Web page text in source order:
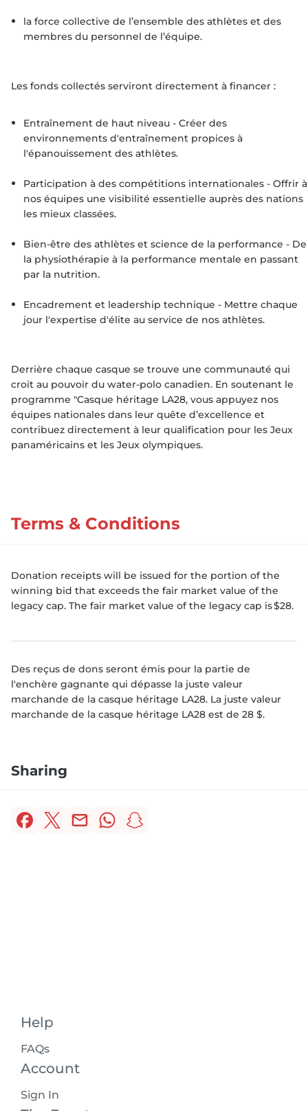
la force collective de l’ensemble des athlètes et des
membres du personnel de l’équipe.
Les fonds collectés serviront directement à financer :
Entraînement de haut niveau - Créer des
environnements d'entraînement propices à
l'épanouissement des athlètes.
Participation à des compétitions internationales - Offrir à
nos équipes une visibilité essentielle auprès des nations
les mieux classées.
Bien-être des athlètes et science de la performance - De
la physiothérapie à la performance mentale en passant
par la nutrition.
Encadrement et leadership technique - Mettre chaque
jour l'expertise d'élite au service de nos athlètes.
Derrière chaque casque se trouve une communauté qui
croit au pouvoir du water-polo canadien. En soutenant le
programme "Casque héritage LA28, vous appuyez nos
équipes nationales dans leur quête d’excellence et
contribuez directement à leur qualification pour les Jeux
panaméricains et les Jeux olympiques.
Terms & Conditions
Donation receipts will be issued for the portion of the
winning bid that exceeds the fair market value of the
legacy cap. The fair market value of the legacy cap is $28.
Des reçus de dons seront émis pour la partie de
l'enchère gagnante qui dépasse la juste valeur
marchande de la casque héritage LA28. La juste valeur
marchande de la casque héritage LA28 est de 28 $.
Sharing
Help
FAQs
Account
Sign In